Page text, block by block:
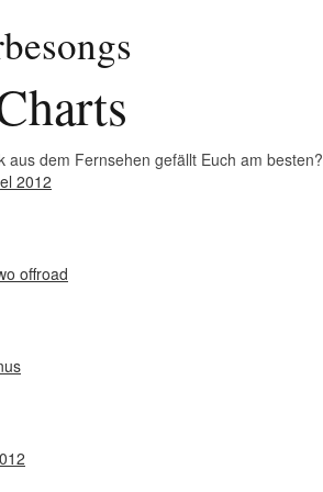
aus dem Fernsehen gefällt Euch am besten?
2012
offroad